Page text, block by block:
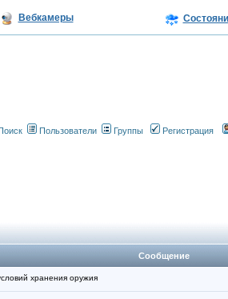
Вебкамеры
Пользователи Группы Регистрация
Сообщение
хранения оружия